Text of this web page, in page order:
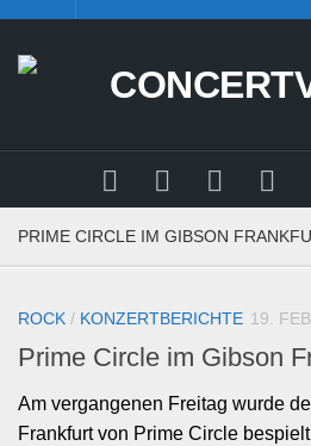
content
PRIME CIRCLE IM GIBSON
ROCK / KONZERTBERICHTE 19.
Prime Circle im Gibson
Am vergangenen Freitag wurde
Frankfurt von Prime Circle